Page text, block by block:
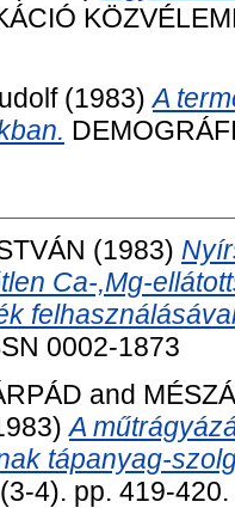
(1983)A
(1983)
Ca-,Mg-
0002-1873
and
A
tápanyag-
4). pp. 419-